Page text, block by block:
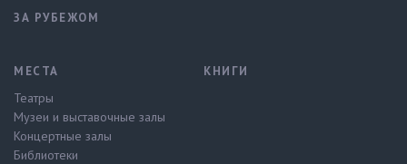
ЗА РУБЕЖОМ
МЕСТА
Театры
Музеи и выставочные залы
Концертные залы
Библиотеки
КНИГИ